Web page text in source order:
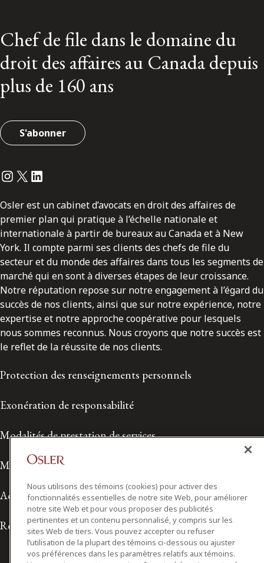
Chef de file dans le domaine du
droit des affaires au Canada depuis
plus de 160 ans
S'abonner
Instagram
Twitter
LinkedIn
Osler est un cabinet d’avocats en droit des affaires de
premier plan qui pratique à l’échelle nationale et
internationale à partir de bureaux au Canada et à New
York. Il compte parmi ses clients des chefs de file du
secteur et du monde des affaires dans tous les segments de
marché qui en sont à diverses étapes de leur croissance.
Notre réputation repose sur notre engagement à l’égard du
succès de nos clients, ainsi que sur notre expérience, notre
expertise et notre approche coopérative pour lesquels
nous sommes reconnus. Nous croyons que notre succès est
le reflet de la réussite de nos clients.
Protection des renseignements personnels
Exonération de responsabilité
Modalités de prestation de services
Modalités d'utilisation
Accessibilité
Relations avec les médias
Nous utilisons des témoins (cookies) pour activer des
fonctionnalités essentielles de notre site Web, pour améliorer
notre site Web et pour vous proposer des publicités
pertinentes et un contenu personnalisé, y compris sur les
sites Web de tiers. Vous pouvez accepter ou refuser
l’utilisation de la plupart des témoins ci-dessous ou ajuster
vos préférences dans les paramètres relatifs aux témoins.